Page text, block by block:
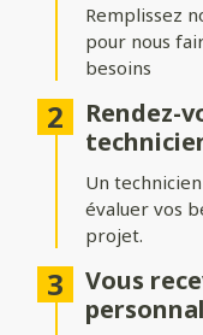
: économique,
Bois: naturel et
authentique.
: robuste et
: simple,
Différentes
Selon vos envies et
Remplissez
pour nous
besoins
Rendez-
Un
évaluer vos
projet.
Vous